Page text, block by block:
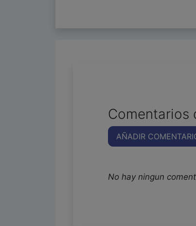
Comentarios
AÑADIR
No hay ningun